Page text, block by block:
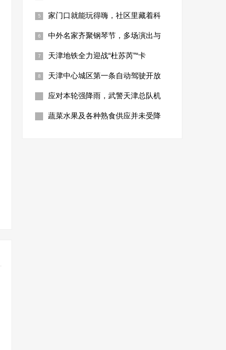
家门口就能玩得嗨，社区里藏着科
中外名家齐聚钢琴节，多场演出与
天津地铁全力迎战“杜苏芮”“卡
天津中心城区第一条自动驾驶开放
应对本轮强降雨，武警天津总队机
蔬菜水果及各种熟食供应并未受降